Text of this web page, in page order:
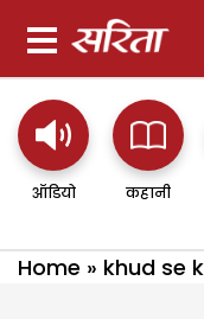
ऑडियो कहानी
Home » khud se